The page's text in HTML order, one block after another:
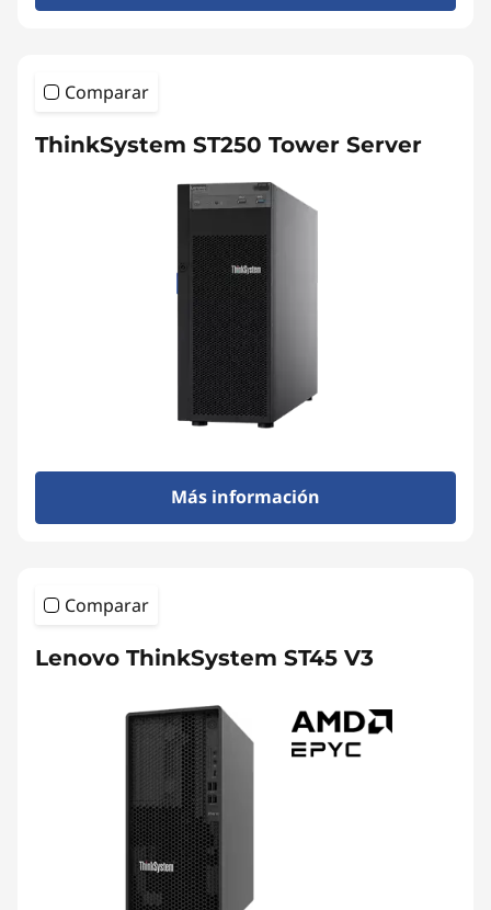
Comparar
ThinkSystem ST250 Tower Server
Más información
Comparar
Lenovo ThinkSystem ST45 V3